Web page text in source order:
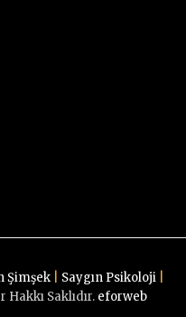
Şimşek Saygın Psikoloji
Hakkı Saklıdır. eforweb